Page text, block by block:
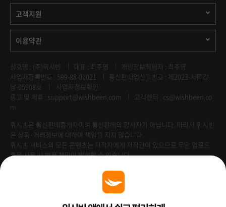
고객지원
이용약관
상호명 : (주)위시빈 대표 : 최주영
개인정보책임자 : 최주영
사업자등록번호 : 599-88-01021
통신판매업신고번호 : 제2023-서울강
남-05908호
사업자정보확인
광고 및 제휴 : support@wishbeen.com
고객센터 : cs@wishbeen.co
m
위시빈은 통신판매중개자이며 통신판매의 당사자가 아닙니다. 따라서 위시빈
은 상품·거래정보에 대하여 책임을 지지 않습니다.
위시빈 서비스의 모든 콘텐츠는 저작자에게 저작권이 있으므로 무단 업로드
혹은 사용 시 법적 책임이 발생할 수 있습니다.